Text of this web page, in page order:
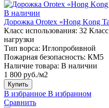
В наличии
Дорожка Orotex «Hong Kong
Класс использования: 32
нагрузки
Тип ворса: Иглопробивной
Пожарная безопасность: КМ5
Наличие товара: В наличии
1 800 руб./м2
Купить
В избранное В избранном
Сравнить